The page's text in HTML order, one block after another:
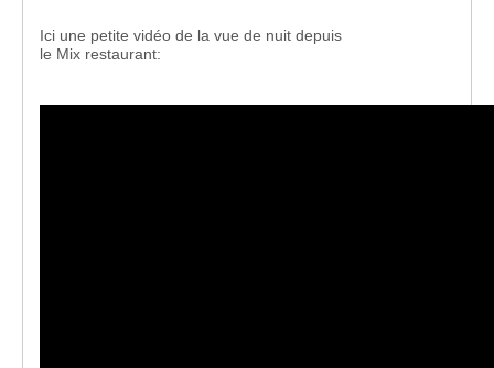
Ici une petite vidéo de la vue de nuit depuis
le Mix restaurant: